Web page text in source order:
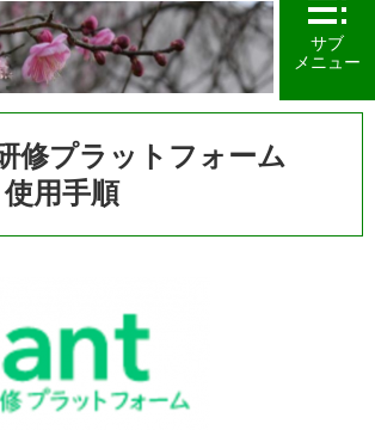
サブ
メニュー
修プラットフォーム
使用手順